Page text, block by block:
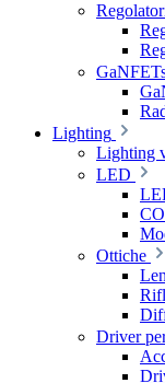
Lighting
Lighting
LED
Ottiche
Driver